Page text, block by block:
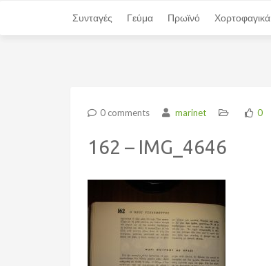
Συνταγές Γεύμα Πρωϊνό Χορτοφαγικά
0 comments marinet 0
162 – IMG_4646
Συνταγές Γεύμα Πρωϊνό Χορτοφαγικά